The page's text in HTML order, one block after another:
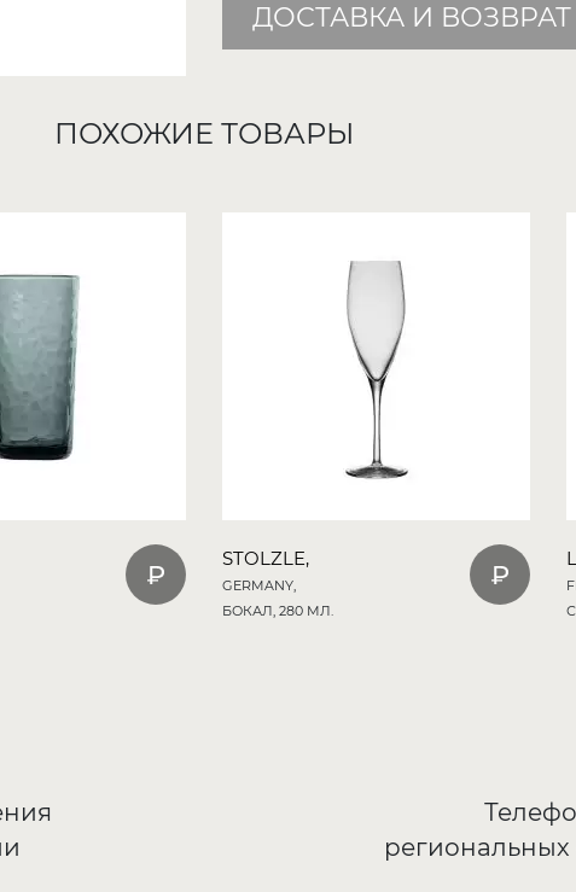
ДОСТАВКА И ВОЗВРАТ
ПОХОЖИЕ ТОВАРЫ
STOLZLE,
GERMANY,
БОКАЛ, 280 МЛ.
региональных